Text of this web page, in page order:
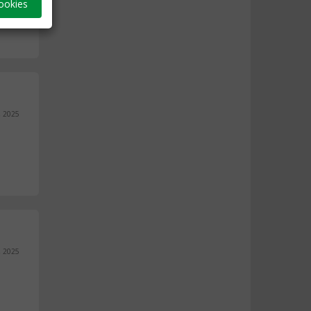
2025
2025